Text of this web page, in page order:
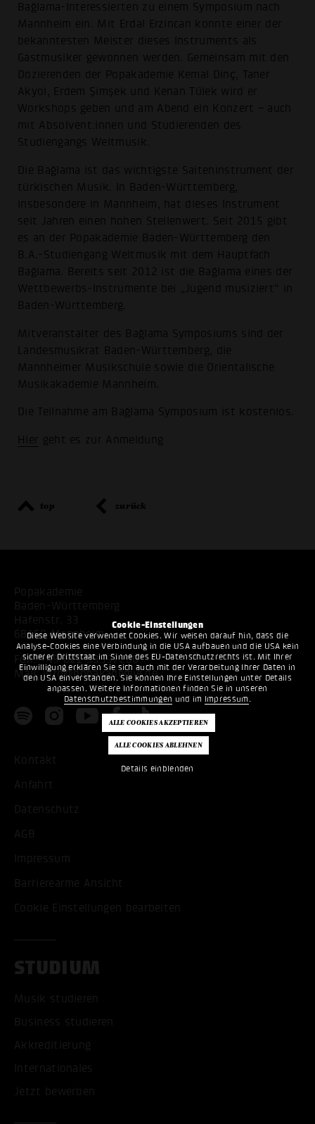
Cookie-Einstellungen
Diese Website verwendet Cookies. Wir weisen darauf hin, dass die
Analyse-Cookies eine Verbindung in die USA aufbauen und die USA kein
sicherer Drittstaat im Sinne des EU-Datenschutzrechts ist. Mit Ihrer
Einwilligung erklären Sie sich auch mit der Verarbeitung Ihrer Daten in
den USA einverstanden. Sie können Ihre Einstellungen unter Details
anpassen. Weitere Informationen finden Sie in unseren
Datenschutzbestimmungen und im Impressum .
Details einblenden
Bağlama-Interessierten zu einem Symposium nach
Mannheim ein. Mit Erdal Erzincan konnte einer der
bekanntesten Meister dieses Instruments als
Gastmusiker gewonnen werden. Gemeinsam mit den
Dozierenden der Popakademie Kemal Dinҫ, Taner
Akyol, Erdem Şimşek und Kenan Tülek wird er
Workshops geben und am Abend ein Konzert – auch
mit Absolvent:innen und Studierenden des
Studiengangs Weltmusik.
Die Bağlama ist das wichtigste Saiteninstrument der
türkischen Musik. In Baden-Württemberg,
insbesondere in Mannheim, hat dieses Instrument
seit Jahren einen hohen Stellenwert. Seit 2015 gibt
es an der Popakademie Baden-Württemberg den
B.A.-Studiengang Weltmusik mit dem Hauptfach
Bağlama. Bereits seit 2012 ist die Bağlama eines der
Wettbewerbs-Instrumente bei „Jugend musiziert“ in
Baden-Württemberg.
Mitveranstalter des Bağlama Symposiums sind der
Landesmusikrat Baden-Württemberg, die
Mannheimer Musikschule sowie die Orientalische
Musikakademie Mannheim.
Die Teilnahme am Bağlama Symposium ist kostenlos.
Hier geht es zur Anmeldung
top zurück
Popakademie
Baden-Württemberg
Hafenstr. 33
68159 Mannheim
Fon:+49 621 53397200
Mail:info@popakademie.de
Kontakt
Anfahrt
Datenschutz
AGB
Impressum
Barrierearme Ansicht
Cookie Einstellungen bearbeiten
STUDIUM
Musik studieren
Business studieren
Akkreditierung
Internationales
Jetzt bewerben